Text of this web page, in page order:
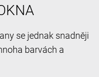
se jednak snadněji
barvách a